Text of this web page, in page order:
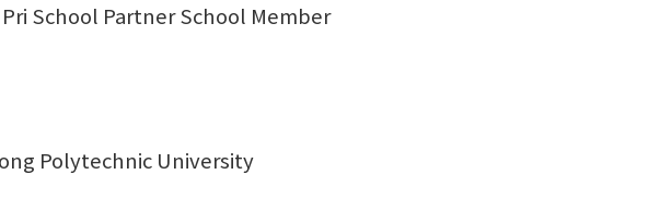
School Partner School Member
Polytechnic University